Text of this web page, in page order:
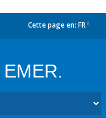
Cette page en: FR